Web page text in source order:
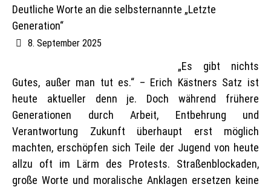
Deutliche Worte an die selbsternannte „Letzte
Generation“
8. September 2025
„Es gibt nichts
Gutes, außer man tut es.“ – Erich Kästners Satz ist
heute aktueller denn je. Doch während frühere
Generationen durch Arbeit, Entbehrung und
Verantwortung Zukunft überhaupt erst möglich
machten, erschöpfen sich Teile der Jugend von heute
allzu oft im Lärm des Protests. Straßenblockaden,
große Worte und moralische Anklagen ersetzen keine